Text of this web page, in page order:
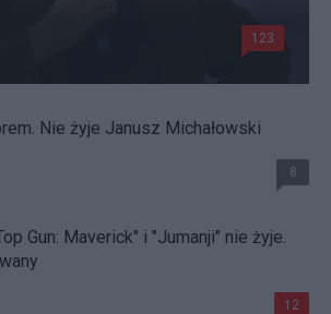
123
Nie żyje Janusz Michałowski
8
Gun: Maverick" i "Jumanji" nie żyje.
12